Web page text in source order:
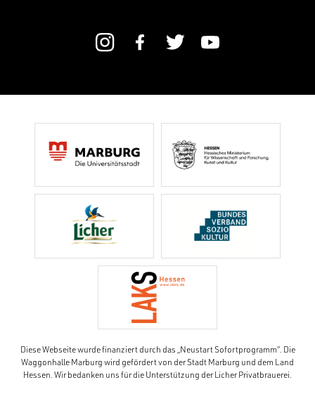
Diese Webseite wurde finanziert durch das „Neustart Sofortprogramm“. Die
Waggonhalle Marburg wird gefördert von der Stadt Marburg und dem Land
Hessen. Wir bedanken uns für die Unterstützung der Licher Privatbrauerei.